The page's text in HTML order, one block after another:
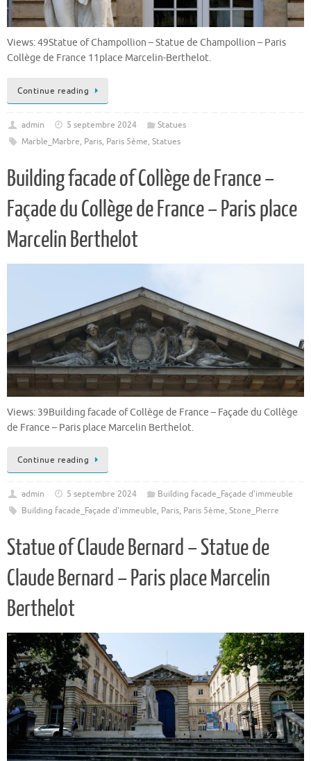
Views: 49Statue of Champollion – Statue de Champollion – Paris
Collège de France 11place Marcelin-Berthelot.
Continue reading
admin 5 septembre 2024
Statues
Marble_Marbre, Paris, Paris 5ème, Statues
Building facade of Collège de France –
Façade du Collège de France – Paris place
Marcelin Berthelot
Views: 39Building facade of Collège de France – Façade du Collège
de France – Paris place Marcelin Berthelot.
Continue reading
admin 5 septembre 2024
Building facade_Façade d'immeuble
Building facade_Façade d'immeuble, Paris, Paris 5ème, Stone_Pierre
Statue of Claude Bernard – Statue de
Claude Bernard – Paris place Marcelin
Berthelot